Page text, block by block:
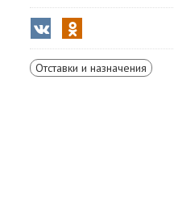
Отставки и назначения